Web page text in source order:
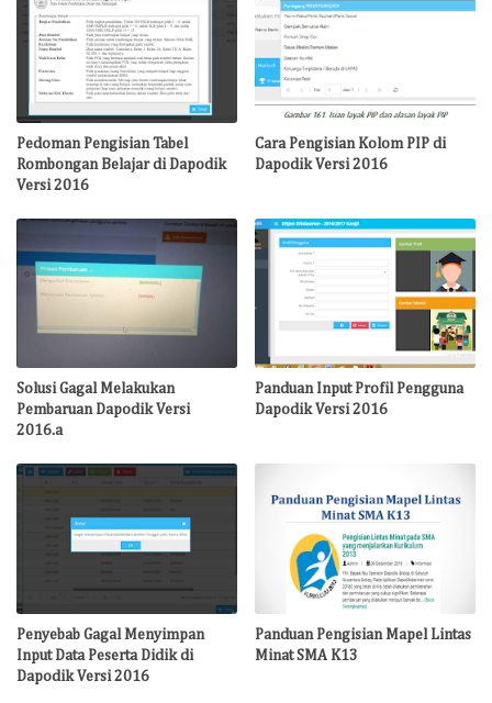
Pedoman Pengisian Tabel
Rombongan Belajar di Dapodik
Versi 2016
Cara Pengisian Kolom PIP di
Dapodik Versi 2016
Solusi Gagal Melakukan
Pembaruan Dapodik Versi
2016.a
Panduan Input Profil Pengguna
Dapodik Versi 2016
Penyebab Gagal Menyimpan
Input Data Peserta Didik di
Dapodik Versi 2016
Panduan Pengisian Mapel Lintas
Minat SMA K13